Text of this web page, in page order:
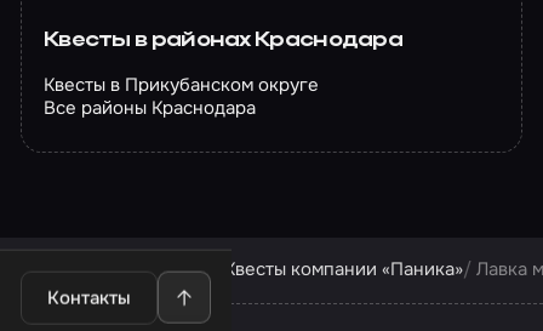
Квесты в районах Краснодара
Квесты в Прикубанском округе
Все районы Краснодара
Контакты
Квесты в Краснодаре Квесты компании «Паника» Лавка